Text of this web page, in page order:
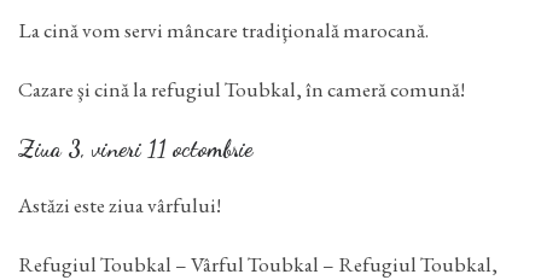
La cină vom servi mâncare tradiţională marocană.
Cazare şi cină la refugiul Toubkal, în cameră comună!
Ziua 3, vineri 11 octombrie
Astăzi este ziua vârfului!
Refugiul Toubkal – Vârful Toubkal – Refugiul Toubkal,